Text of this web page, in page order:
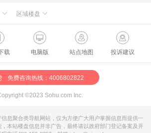
绽放，邀您共赏院境之美
等多方面打造，营造出“一步一
区域楼盘
新航城世界映
怀柔国贤府
懋源·騴橒臺
北京城建·文华知筑
北京建工·嘉棠雅序
国樾天颂
石景山楼盘
大兴楼盘
朝阳楼盘
通州楼盘
华银天鹅湖
温泉新都孔雀城
燕都古城·和园
路劲阳光城
富力和园
载 电脑版 站点地图 投诉建议
免费咨询热线：4006802822
©2023 Sohu.com Inc.
息聚合类导航网站，仅为方便广大用户掌握信息而提供一
本站楼盘信息并非广告，最终请以政府部门登记备案及开